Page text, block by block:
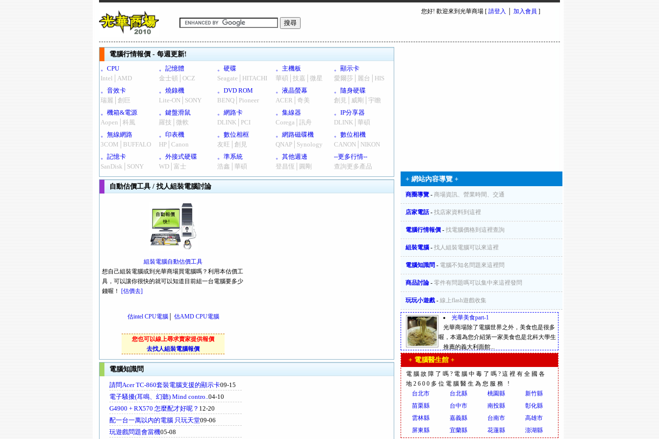
您好! 歡迎來到光華商場 [ 請登入 加入會員 ]
電腦行情報價 - 每週更新!
。CPU
Intel│AMD
。記憶體
金士頓│OCZ
。硬碟
Seagate│HITACHI
。主機板
華碩│技嘉│微星
。顯示卡
愛爾莎│麗台│HIS
。音效卡
瑞麗│創巨
。燒錄機
Lite-ON│SONY
。DVD ROM
BENQ│Pioneer
。液晶螢幕
ACER│奇美
。隨身硬碟
創見│威剛│宇瞻
。機箱&電源
Aopen│科風
。鍵盤滑鼠
羅技│微軟
。網路卡
DLINK│PCI
。集線器
Corega│訊舟
。IP分享器
DLINK│華碩
。無線網路
3COM│BUFFALO
。印表機
HP│Canon
。數位相框
友旺│創見
。網路磁碟機
QNAP│Synology
。數位相機
CANON│NIKON
。記憶卡
SanDisk│SONY
。外接式硬碟
WD│富士
。準系統
浩鑫│華碩
。其他週邊
登昌恆│圓剛
--更多行情--
查詢更多產品
自動估價工具 / 找人組裝電腦討論
組裝電腦自動估價工具
想自己組裝電腦或到光華商場買電腦嗎？利用本估價工
具，可以讓你很快的就可以知道目前組一台電腦要多少
錢喔！ [估價去]
估intel CPU電腦│ 估AMD CPU電腦
您也可以線上尋求賣家提供報價
去找人組裝電腦報價
電腦知識問
請問Acer TC-860套裝電腦支援的顯示卡09-15
電子騷擾(耳鳴、幻聽) Mind contro..04-10
G4900 + RX570 怎麼配才好呢？ 12-20
配一台一萬以內的電腦 只玩天堂09-06
玩遊戲問題會當機05-08
+ 網站內容導覽 +
商圈導覽 - 商場資訊、營業時間、交通
店家電話- 找店家資料到這裡
電腦行情報價 - 找電腦價格到這裡查詢
組裝電腦 - 找人組裝電腦可以來這裡
電腦知識問 - 電腦不知名問題來這裡問
商品討論 - 零件有問題嗎可以集中來這裡發問
玩玩小遊戲 - 線上flash遊戲收集
光華美食part-1
光華商場除了電腦世界之外，美食也是很多
喔，本週為您介紹第一家美食也是北科大學生
推薦的義大利面館...
+ 電腦醫生館 +
電腦故障了嗎?電腦中毒了嗎?這裡有全國各
地2600多位電腦醫生為您服務 !
台北市
台北縣 桃園縣
新竹縣
苗栗縣
台中市 南投縣
彰化縣
雲林縣
嘉義縣 台南市
高雄市
屏東縣
宜蘭縣 花蓮縣 澎湖縣